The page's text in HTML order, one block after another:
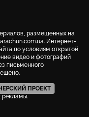
размещенных на
Интернет-
по условиям открытой
видео и фотографий
письменного
ПРОЕКТ
рекламы.